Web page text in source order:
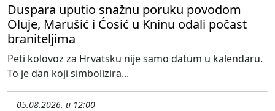
Duspara uputio snažnu poruku povodom
Oluje, Marušić i Ćosić u Kninu odali počast
braniteljima
Peti kolovoz za Hrvatsku nije samo datum u kalendaru.
To je dan koji simbolizira...
05.08.2026. u 12:00